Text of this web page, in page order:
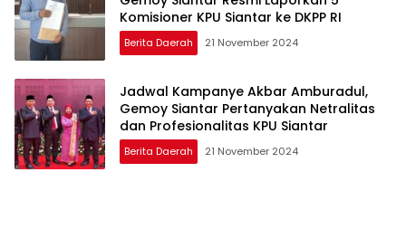
Komisioner KPU Siantar ke DKPP RI
Berita Daerah 21 November 2024
Jadwal Kampanye Akbar Amburadul,
Gemoy Siantar Pertanyakan Netralitas
dan Profesionalitas KPU Siantar
Berita Daerah 21 November 2024